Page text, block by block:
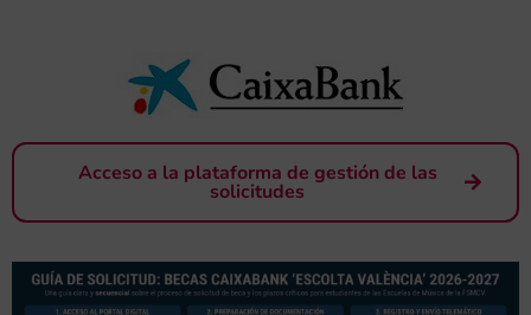
Acceso a la plataforma de gestión de las
solicitudes